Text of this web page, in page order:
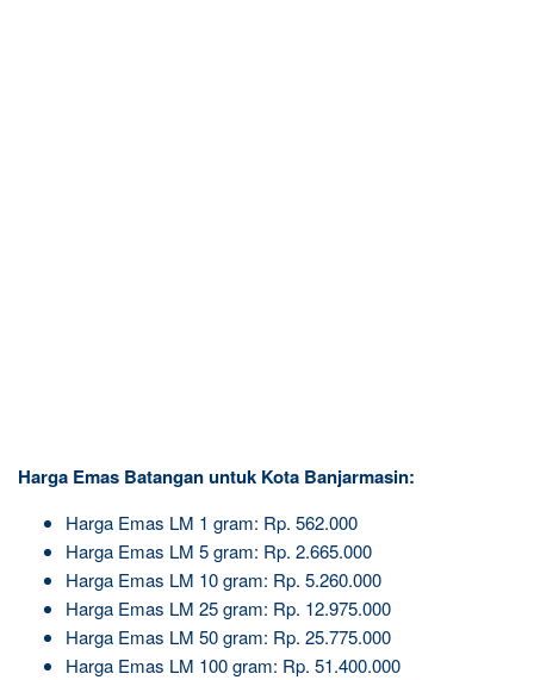
Harga Emas Batangan untuk Kota Banjarmasin:
Harga Emas LM 1 gram: Rp. 562.000
Harga Emas LM 5 gram: Rp. 2.665.000
Harga Emas LM 10 gram: Rp. 5.260.000
Harga Emas LM 25 gram: Rp. 12.975.000
Harga Emas LM 50 gram: Rp. 25.775.000
Harga Emas LM 100 gram: Rp. 51.400.000